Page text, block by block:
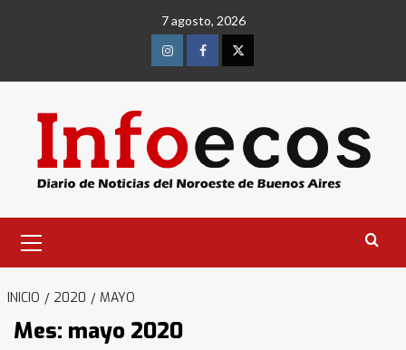
7 agosto, 2026
InstagramFacebookTwitter
primario
INICIO 2020 MAYO
Mes: mayo 2020